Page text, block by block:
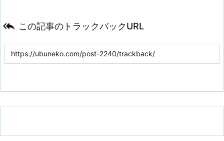
 この記事のトラックバックURL